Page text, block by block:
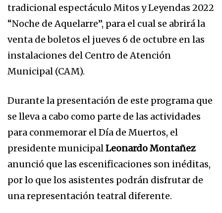
tradicional espectáculo Mitos y Leyendas 2022
“Noche de Aquelarre”, para el cual se abrirá la
venta de boletos el jueves 6 de octubre en las
instalaciones del Centro de Atención
Municipal (CAM).
Durante la presentación de este programa que
se lleva a cabo como parte de las actividades
para conmemorar el Día de Muertos, el
presidente municipalLeonardo Montañez
anunció que las escenificaciones son inéditas,
por lo que los asistentes podrán disfrutar de
una representación teatral diferente.